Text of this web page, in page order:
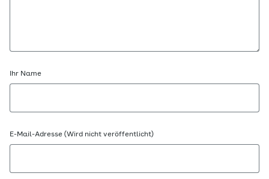
Ihr Name
E-Mail-Adresse (Wird nicht veröffentlicht)